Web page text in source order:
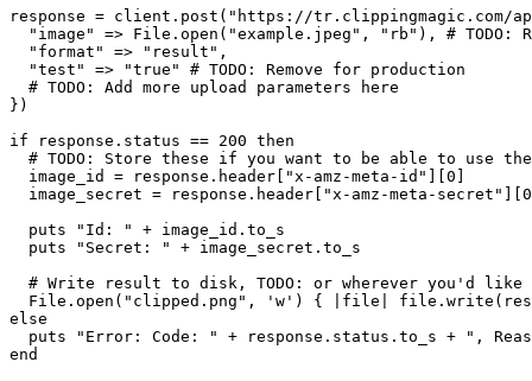
response = client.post("https://tr.clippingmagic.com/
"image" => File.open("example.jpeg", "rb"), # TODO:
  "format" => "result",
  "test" => "true" # TODO: Remove for production
  # TODO: Add more upload parameters here
})
if response.status == 200 then
# TODO: Store these if you want to be able to use
  image_id = response.header["x-amz-meta-id"][0]
image_secret = response.header["x-amz-meta-
  puts "Id: " + image_id.to_s
  puts "Secret: " + image_secret.to_s
  # Write result to disk, TODO: or wherever you'd like
File.open("clipped.png", 'w') { |file|
else
puts "Error: Code: " + response.status.to_s + ",